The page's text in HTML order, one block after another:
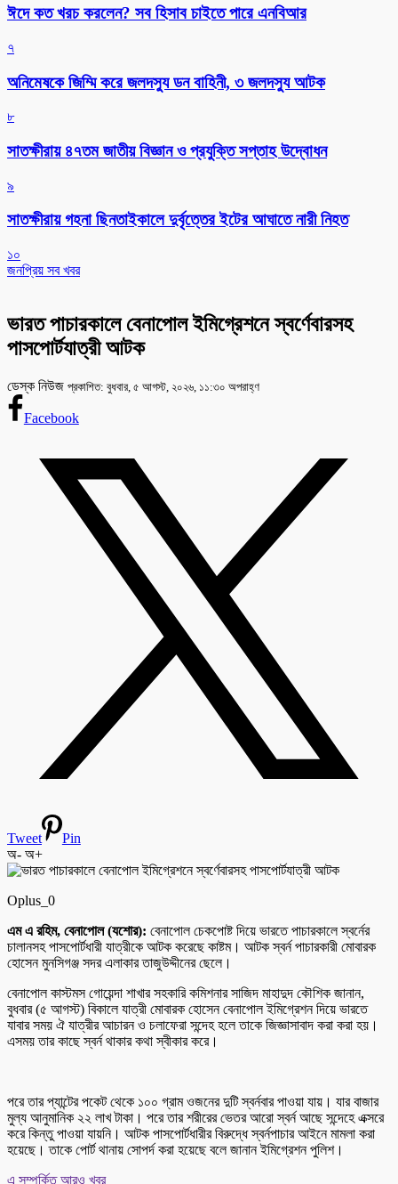
ঈদে কত খরচ করলেন? সব হিসাব চাইতে পারে এনবিআর
৭
অনিমেষকে জিম্মি করে জলদস্যু ডন বাহিনী, ৩ জলদস্যু আটক
৮
সাতক্ষীরায় ৪৭তম জাতীয় বিজ্ঞান ও প্রযুক্তি সপ্তাহ উদ্বোধন
৯
সাতক্ষীরায় গহনা ছিনতাইকালে দুর্বৃত্তের ইটের আঘাতে নারী নিহত
১০
জনপ্রিয় সব খবর
ভারত পাচারকালে বেনাপোল ইমিগ্রেশনে স্বর্ণেবারসহ
পাসপোর্টযাত্রী আটক
ডেস্ক নিউজ প্রকাশিত: বুধবার, ৫ আগস্ট, ২০২৬, ১১:৩০ অপরাহ্ণ
Facebook
Tweet
Pin
অ- অ+
Oplus_0
এম এ রহিম, বেনাপোল (যশোর): বেনাপোল চেকপোষ্ট দিয়ে ভারতে পাচারকালে স্বর্নের
চালানসহ পাসপোর্টধারী যাত্রীকে আটক করেছে কাষ্টম। আটক স্বর্ন পাচারকারী মোবারক
হোসেন মুনসিগঞ্জ সদর এলাকার তাজুউদ্দীনের ছেলে।
বেনাপোল কাস্টমস গোয়েন্দা শাখার সহকারি কমিশনার সাজিদ মাহাদুদ কৌশিক জানান,
বুধবার (৫ আগস্ট) বিকালে যাত্রী মোবারক হোসেন বেনাপোল ইমিগ্রেশন দিয়ে ভারতে
যাবার সময় ঐ যাত্রীর আচারন ও চলাফেরা সন্দেহ হলে তাকে জিজ্ঞাসাবাদ করা করা হয়।
এসময় তার কাছে স্বর্ন থাকার কথা স্বীকার করে।
পরে তার প্যান্টের পকেট থেকে ১০০ গ্রাম ওজনের দুটি স্বর্নবার পাওয়া যায়। যার বাজার
মুল্য আনুমানিক ২২ লাখ টাকা। পরে তার শরীরের ভেতর আরো স্বর্ন আছে সন্দেহে এক্সরে
করে কিন্তু পাওয়া যায়নি। আটক পাসপোর্টধারীর বিরুদ্ধে স্বর্নপাচার আইনে মামলা করা
হয়েছে। তাকে পোর্ট থানায় সোপর্দ করা হয়েছে বলে জানান ইমিগ্রেশন পুলিশ।
এ সম্পর্কিত আরও খবর